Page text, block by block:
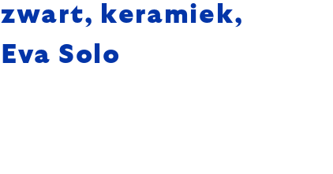
zwart, keramiek,
Eva Solo